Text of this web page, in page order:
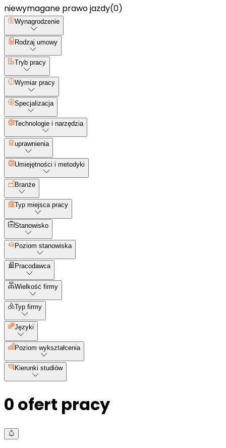
niewymagane prawo jazdy(0)
Wynagrodzenie
Rodzaj umowy
Tryb pracy
Wymiar pracy
Specjalizacja
Technologie i narzędzia
uprawnienia
Umiejętności i metodyki
Branże
Typ miejsca pracy
Stanowisko
Poziom stanowiska
Pracodawca
Wielkość firmy
Typ firmy
Języki
Poziom wykształcenia
Kierunki studiów
0 ofert pracy